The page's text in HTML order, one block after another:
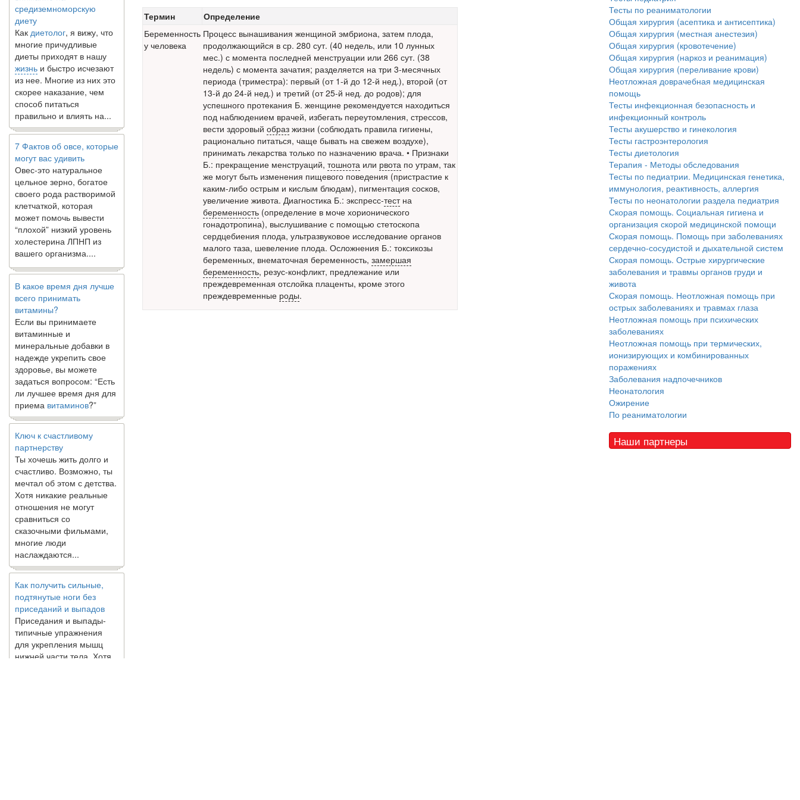
диету
Какдиетолог
многие причудливые
диеты приходят в нашу
жизньи быстро исчезают
из нее. Многие из них это
скорее наказание, чем
способ питаться
правильно и влиять на...
7 Фактов об овсе, которые
могут вас удивить
Овес-это натуральное
цельное зерно, богатое
своего рода растворимой
клетчаткой, которая
может помочь вывести
“плохой” низкий уровень
холестерина ЛПНП из
вашего организма....
В какое время дня лучше
всего принимать
витамины?
Если вы принимаете
витаминные и
минеральные добавки в
надежде укрепить свое
здоровье, вы можете
задаться вопросом: “Есть
ли лучшее время дня для
приемавитаминов?”
Ключ к счастливому
партнерству
Ты хочешь жить долго и
счастливо. Возможно, ты
мечтал об этом с детства.
Хотя никакие реальные
отношения не могут
сравниться со
сказочными фильмами,
многие люди
наслаждаются...
Как получить сильные,
подтянутые ноги без
приседаний и выпадов
Приседания и выпады-
типичные упражнения
для укрепления мышц
нижней части тела. Хотя
они чрезвычайно
Термин
Определение
Беременность
у человека
Процесс вынашивания женщиной эмбриона, затем плода,
продолжающийся в ср. 280 сут. (40 недель, или 10 лунных
мес.) с момента последней менструации или 266 сут. (38
недель) с момента зачатия; разделяется на три 3-месячных
периода (триместра): первый (от 1-й до 12-й нед.), второй (от
13-й до 24-й нед.) и третий (от 25-й нед. до родов); для
успешного протекания Б. женщине рекомендуется находиться
под наблюдением врачей, избегать переутомления, стрессов,
вести здоровый образ жизни (соблюдать правила гигиены,
рационально питаться, чаще бывать на свежем воздухе),
принимать лекарства только по назначению врача. • Признаки
Б.: прекращение менструаций, тошнота или рвота по утрам, так
же могут быть изменения пищевого поведения (пристрастие к
каким-либо острым и кислым блюдам), пигментация сосков,
увеличение живота. Диагностика Б.: экспресс-тестна
беременность (определение в моче хорионического
гонадотропина), выслушивание с помощью стетоскопа
сердцебиения плода, ультразвуковое исследование органов
малого таза, шевеление плода. Осложнения Б.: токсикозы
беременных, внематочная беременность, замершая
беременность, резус-конфликт, предлежание или
преждевременная отслойка плаценты, кроме этого
преждевременные роды.
Тесты по реаниматологии
Общая хирургия (асептика и антисептика)
Общая хирургия (местная анестезия)
Общая хирургия (кровотечение)
Общая хирургия (наркоз и реанимация)
Общая хирургия (переливание крови)
Неотложная доврачебная медицинская
помощь
Тесты инфекционная безопасность и
инфекционный контроль
Тесты акушерство и гинекология
Тесты гастроэнтерология
Тесты диетология
Терапия - Методы обследования
Тесты по педиатрии. Медицинская генетика,
иммунология, реактивность, аллергия
Тесты по неонатологии раздела педиатрия
Скорая помощь. Социальная гигиена и
организация скорой медицинской помощи
Скорая помощь. Помощь при заболеваниях
сердечно-сосудистой и дыхательной систем
Скорая помощь. Острые хирургические
заболевания и травмы органов груди и
живота
Скорая помощь. Неотложная помощь при
острых заболеваниях и травмах глаза
Неотложная помощь при психических
заболеваниях
Неотложная помощь при термических,
ионизирующих и комбинированных
поражениях
Заболевания надпочечников
Неонатология
Ожирение
По реаниматологии
Наши партнеры